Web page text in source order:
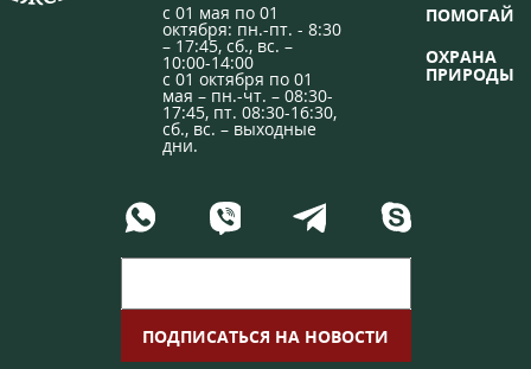
с 01 мая по 01
октября: пн.-пт. - 8:30
– 17:45, сб., вс. –
10:00-14:00
с 01 октября по 01
мая – пн.-чт. – 08:30-
17:45, пт. 08:30-16:30,
сб., вс. – выходные
дни.
ПОМОГАЙ
ОХРАНА
ПРИРОДЫ